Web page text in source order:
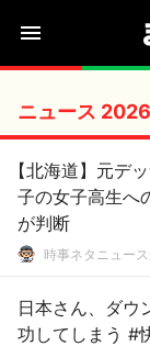
ニュース
【北海道】元デ
子の女子高生へ
が判断
時事ネタニュー
日本さん、ダウ
功してしまう #